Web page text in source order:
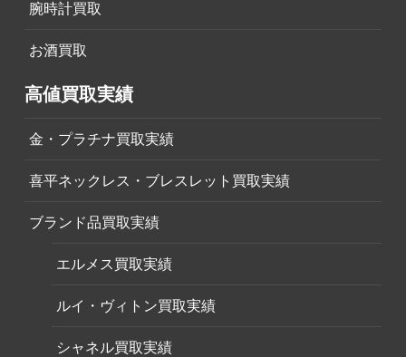
腕時計買取
お酒買取
高値買取実績
金・プラチナ買取実績
喜平ネックレス・ブレスレット買取実績
ブランド品買取実績
エルメス買取実績
ルイ・ヴィトン買取実績
シャネル買取実績